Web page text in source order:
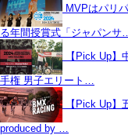
MVPはパリ
る年間授賞式「ジャパンサ
【Pick Up
手権 男子エリート…
【Pick Up
produced by …